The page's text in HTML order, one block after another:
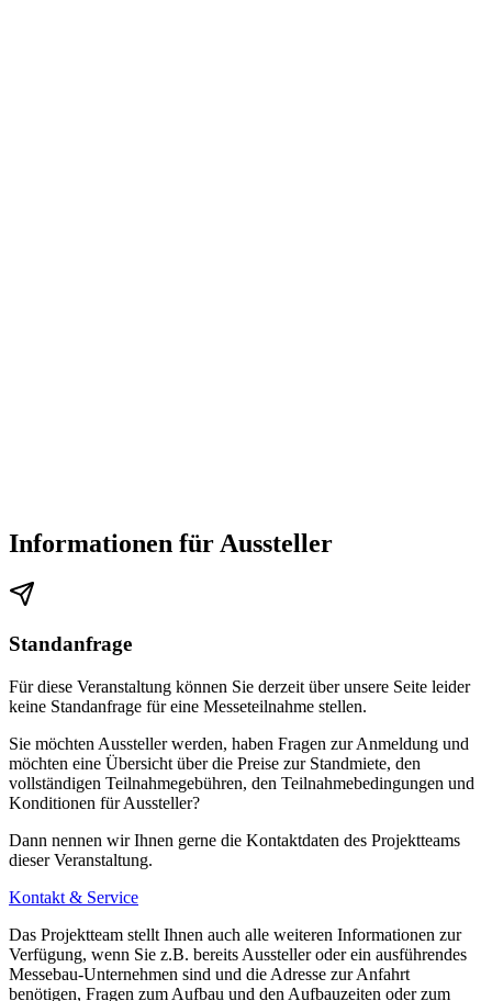
Informationen für Aussteller
Standanfrage
Für diese Veranstaltung können Sie derzeit über unsere Seite leider
keine Standanfrage für eine Messeteilnahme stellen.
Sie möchten Aussteller werden, haben Fragen zur Anmeldung und
möchten eine Übersicht über die Preise zur Standmiete, den
vollständigen Teilnahmegebühren, den Teilnahmebedingungen und
Konditionen für Aussteller?
Dann nennen wir Ihnen gerne die Kontaktdaten des Projektteams
dieser Veranstaltung.
Kontakt & Service
Das Projektteam stellt Ihnen auch alle weiteren Informationen zur
Verfügung, wenn Sie z.B. bereits Aussteller oder ein ausführendes
Messebau-Unternehmen sind und die Adresse zur Anfahrt
benötigen, Fragen zum Aufbau und den Aufbauzeiten oder zum